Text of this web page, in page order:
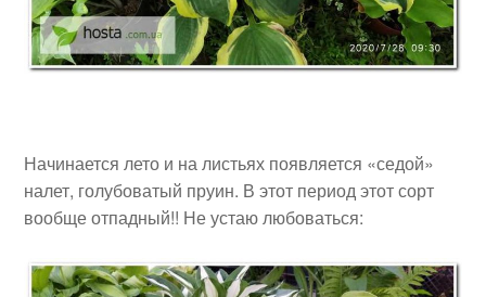
Начинается лето и на листьях появляется «седой»
налет, голубоватый пруин. В этот период этот сорт
вообще отпадный!! Не устаю любоваться: